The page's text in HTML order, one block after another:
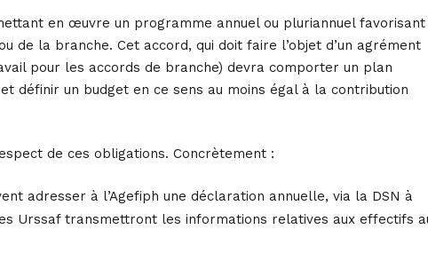
en œuvre un programme annuel ou pluriannuel favorisant
de la branche. Cet accord, qui doit faire l’objet d’un agrément
pour les accords de branche) devra comporter un plan
définir un budget en ce sens au moins égal à la contribution
de ces obligations. Concrètement :
adresser à l’Agefiph une déclaration annuelle, via la DSN à
Urssaf transmettront les informations relatives aux effectifs